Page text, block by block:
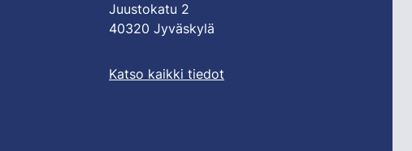
Juustokatu 2
40320 Jyväskylä
Katso kaikki tiedot